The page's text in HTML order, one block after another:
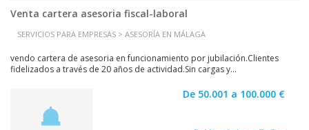
Venta cartera asesoria fiscal-laboral
SERVICIOS PARA EMPRESAS > ASESORÍA EN MÁLAGA
vendo cartera de asesoria en funcionamiento por jubilación.Clientes
fidelizados a través de 20 años de actividad.Sin cargas y...
De 50.001 a 100.000 €